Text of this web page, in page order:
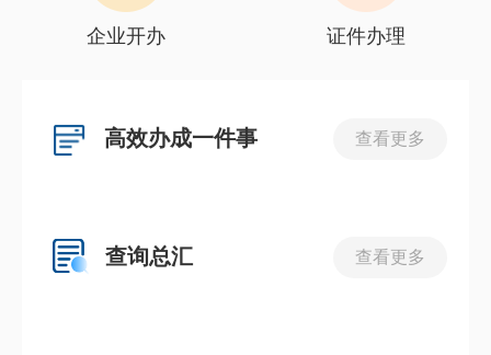
企业开办 证件办理
高效办成一件事 查看更多
查询总汇 查看更多